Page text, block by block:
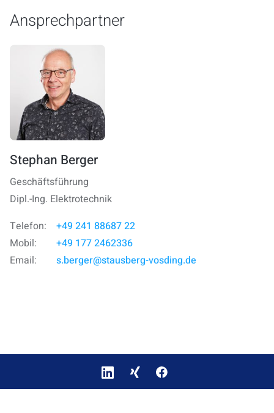
Ansprechpartner
Stephan Berger
Geschäftsführung
Dipl.-Ing. Elektrotechnik
Telefon:
+49 241 88687 22
Mobil:
+49 177 2462336
Email:
s.berger@stausberg-vosding.de